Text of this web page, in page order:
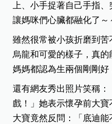
上、小手捉著自己手指
讓媽咪們心臟都融化了～
雖然很常被小孩折磨到
烏龍和可愛的樣子，真
媽媽都認為生兩個剛剛好
還有網友秀出照片笑稱
戲！」她表示懷孕前大
大寶竟然反問：「底迪